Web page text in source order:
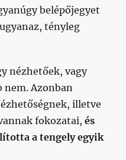
belépőjegyet
tényleg
nézhetőek, vagy
Azonban
illetve
fokozatai,és
a tengely egyik